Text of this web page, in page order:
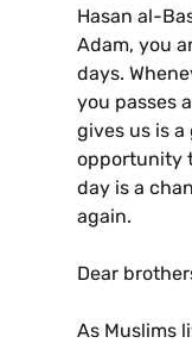
Hasan al-
Adam, you
days.
you passes
gives us is a
opportunity
day is a
again.
Dear
As Muslims